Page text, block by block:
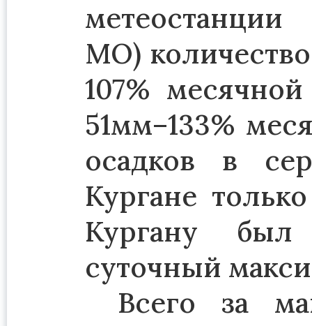
МО)
107%
51мм–133%
осадков в
Кургане
Кургану был
суточный
Всего за